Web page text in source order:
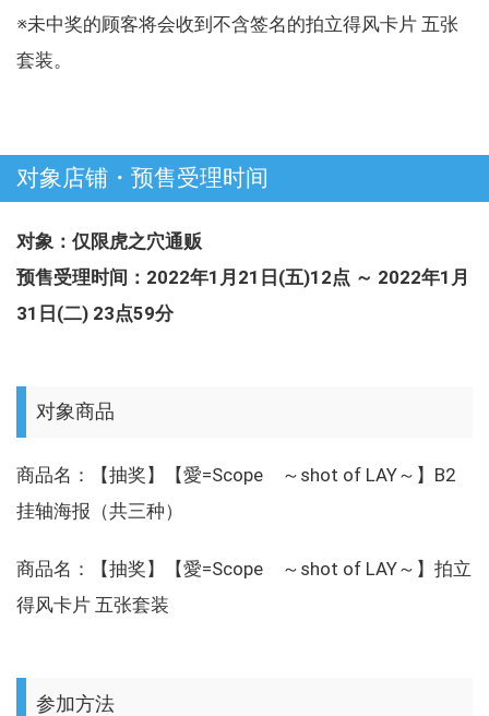
※未中奖的顾客将会收到不含签名的拍立得风卡片 五张
套装。
对象店铺・预售受理时间
对象：仅限虎之穴通贩
预售受理时间：2022年1月21日(五)12点 ～ 2022年1月
31日(二) 23点59分
对象商品
商品名：【抽奖】【愛=Scope ～shot of LAY～】B2
挂轴海报（共三种）
商品名：【抽奖】【愛=Scope ～shot of LAY～】拍立
得风卡片 五张套装
参加方法